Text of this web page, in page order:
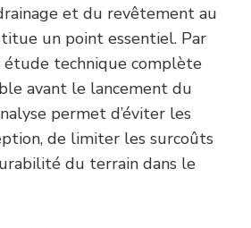
et du revêtement au
un point essentiel. Par
étude technique complète
avant le lancement du
permet d’éviter les
de limiter les surcoûts
du terrain dans le